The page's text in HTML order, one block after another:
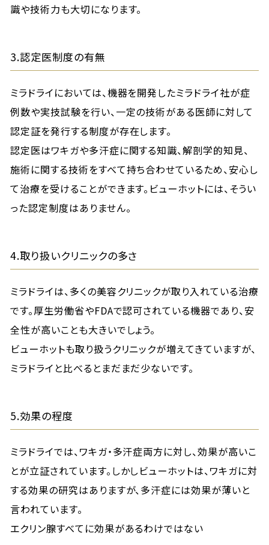
識や技術力も大切になります。
3.認定医制度の有無
ミラドライにおいては、機器を開発したミラドライ社が症
例数や実技試験を行い、一定の技術がある医師に対して
認定証を発行する制度が存在します。
認定医はワキガや多汗症に関する知識、解剖学的知見、
施術に関する技術をすべて持ち合わせているため、安心し
て治療を受けることができます。ビューホットには、そうい
った認定制度はありません。
4.取り扱いクリニックの多さ
ミラドライは、多くの美容クリニックが取り入れている治療
です。厚生労働省やFDAで認可されている機器であり、安
全性が高いことも大きいでしょう。
ビューホットも取り扱うクリニックが増えてきていますが、
ミラドライと比べるとまだまだ少ないです。
5.効果の程度
ミラドライでは、ワキガ・多汗症両方に対し、効果が高いこ
とが立証されています。しかしビューホットは、ワキガに対
する効果の研究はありますが、多汗症には効果が薄いと
言われています。
エクリン腺すべてに効果があるわけではない